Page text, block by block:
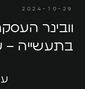
2024-10-29
וובינר
בתעשייה –